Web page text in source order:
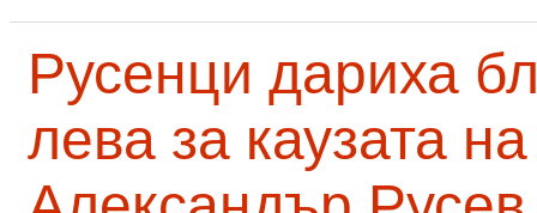
Русенци дариха
лева за каузата